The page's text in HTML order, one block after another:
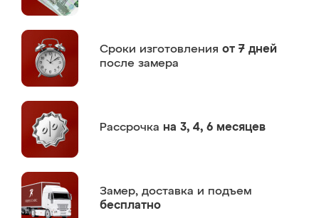
Сроки изготовления от 7 дней
после замера
Рассрочка на 3, 4, 6 месяцев
Замер, доставка и подъем
бесплатно